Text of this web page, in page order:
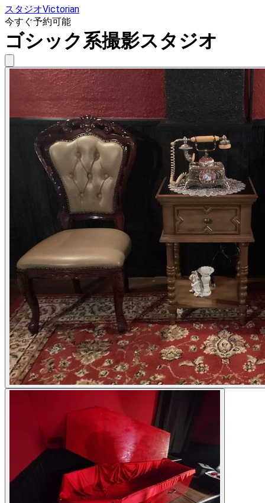
スタジオVictorian
今すぐ予約可能
ゴシック系撮影スタジオ